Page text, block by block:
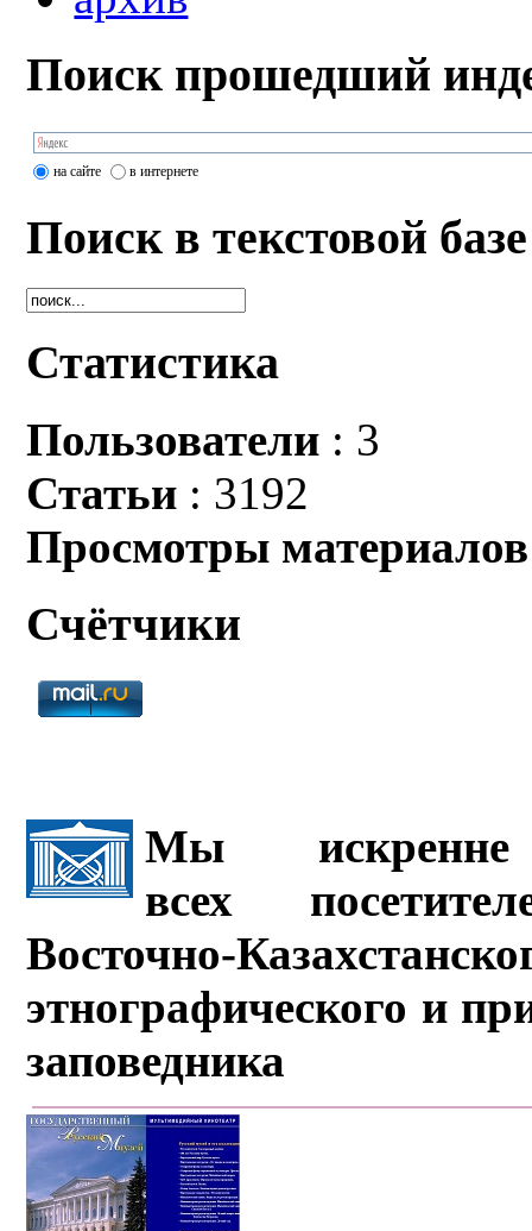
Поиск прошедший
на сайте в интернете
Поиск в текстовой базе
Статистика
Пользователи : 3
Статьи : 3192
Просмотры материалов
Счётчики
Мы искренне
всех
Восточно-
этнографического и
заповедника